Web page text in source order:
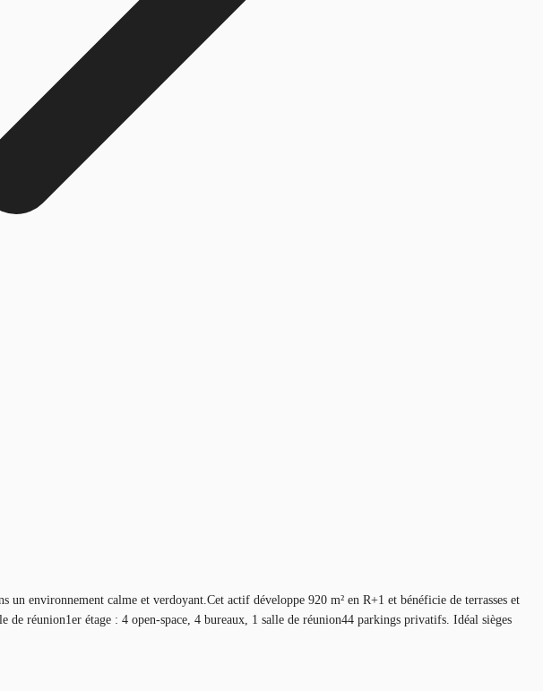
environnement calme et verdoyant.Cet actif développe 920 m² en R+1 et bénéficie de terrasses et
réunion1er étage : 4 open-space, 4 bureaux, 1 salle de réunion44 parkings privatifs. Idéal sièges